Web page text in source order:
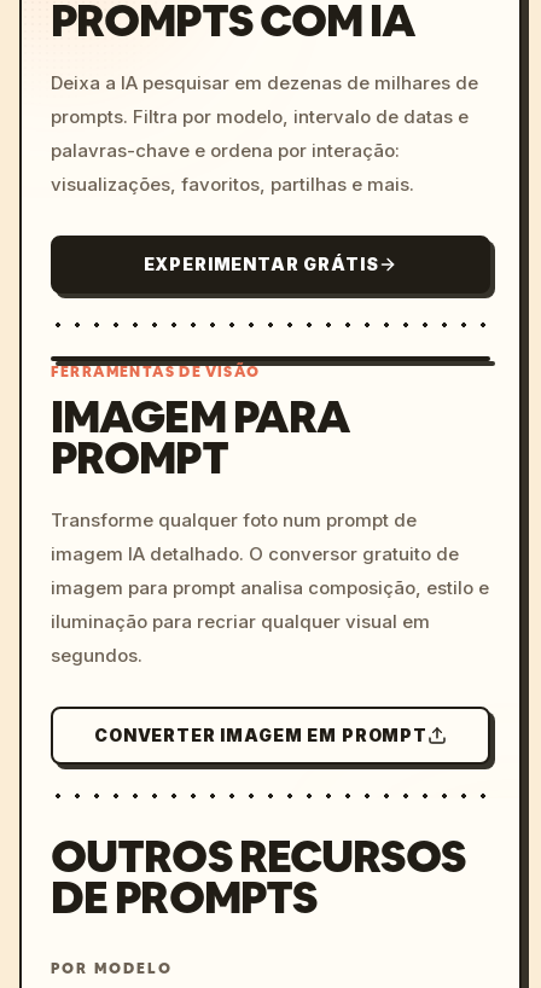
PROMPTS COM IA
Deixa a IA pesquisar em dezenas de milhares de
prompts. Filtra por modelo, intervalo de datas e
palavras-chave e ordena por interação:
visualizações, favoritos, partilhas e mais.
EXPERIMENTAR GRÁTIS
colors, 8k --v 6.0
FERRAMENTAS DE VISÃO
IMAGEM PARA
PROMPT
Transforme qualquer foto num prompt de
imagem IA detalhado. O conversor gratuito de
imagem para prompt analisa composição, estilo e
iluminação para recriar qualquer visual em
segundos.
CONVERTER IMAGEM EM PROMPT
OUTROS RECURSOS
DE PROMPTS
POR MODELO